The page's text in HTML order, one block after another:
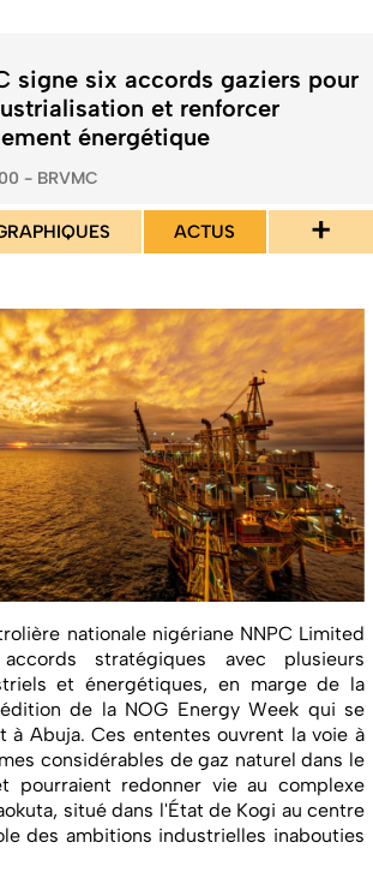
signe six accords gaziers pour
et renforcer
énergétique
- BRVMC
ACTUS +
nationale nigériane NNPC Limited
stratégiques avec plusieurs
et énergétiques, en marge de la
de la NOG Energy Week qui se
à Abuja. Ces ententes ouvrent la voie à
considérables de gaz naturel dans le
pourraient redonner vie au complexe
situé dans l'État de Kogi au centre
des ambitions industrielles inabouties